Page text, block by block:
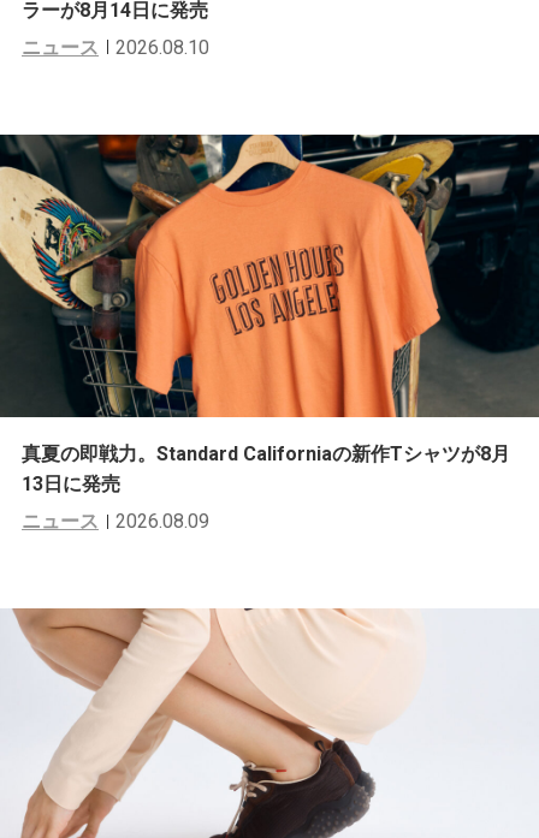
ラーが8月14日に発売
ニュース
2026.08.10
真夏の即戦力。Standard Californiaの新作Tシャツが8月
13日に発売
ニュース
2026.08.09